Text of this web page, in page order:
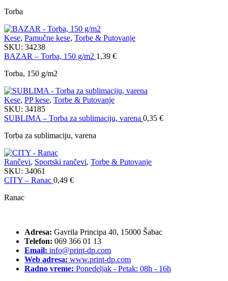
Torba
Kese, Pamučne kese, Torbe & Putovanje
SKU: 34238
BAZAR – Torba, 150 g/m2 1,39 €
Torba, 150 g/m2
Kese, PP kese, Torbe & Putovanje
SKU: 34185
SUBLIMA – Torba za sublimaciju, varena 0,35 €
Torba za sublimaciju, varena
Rančevi, Sportski rančevi, Torbe & Putovanje
SKU: 34061
CITY – Ranac 0,49 €
Ranac
Adresa: Gavrila Principa 40, 15000 Šabac
Telefon: 069 366 01 13
Email: info@print-dp.com
Web adresa: www.print-dp.com
Radno vreme: Ponedeljak - Petak: 08h - 16h